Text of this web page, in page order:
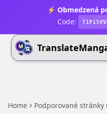
⚡ Obmedzená
Code:
T1P15VV
Home Podporované stránky